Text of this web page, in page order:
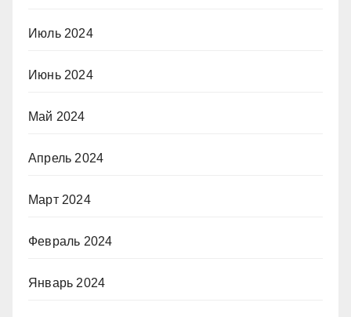
Июль 2024
Июнь 2024
Май 2024
Апрель 2024
Март 2024
Февраль 2024
Январь 2024